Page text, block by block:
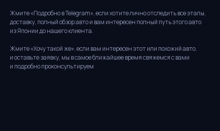
Жмите «Подробно в Telegram», если хотите лично отследить все этапы,
доставку, полный обзор авто и вам интересен полный путь этого авто
из Японии до нашего клиента.
Жмите «Хочу такой же», если вам интересен этот или похожий авто,
и оставьте заявку, мы в самое ближайшее время свяжемся с вами
и подробно проконсультируем
Бесплатная
консультация
Заполните форму, и наши менеджеры
свяжутся с вами в ближайшее время